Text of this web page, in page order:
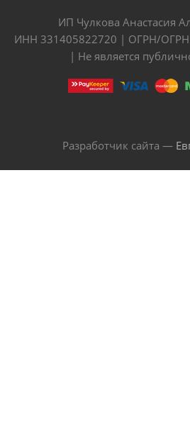
ИП Чулкова Анастасия
ИНН 331405822720 | ОГРН/
| Не является
Разработчик сайта —